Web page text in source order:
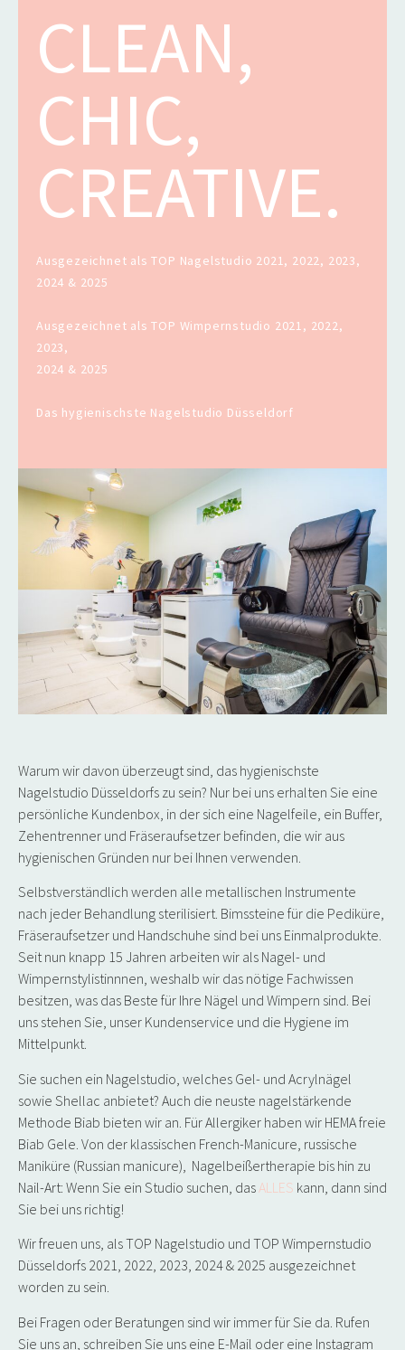
CLEAN,
CHIC,
CREATIVE.
Ausgezeichnet als TOP Nagelstudio 2021, 2022, 2023,
2024 & 2025
Ausgezeichnet als TOP Wimpernstudio 2021, 2022,
2023,
2024 & 2025
Das hygienischste Nagelstudio Düsseldorf
Warum wir davon überzeugt sind, das hygienischste
Nagelstudio Düsseldorfs zu sein? Nur bei uns erhalten Sie eine
persönliche Kundenbox, in der sich eine Nagelfeile, ein Buffer,
Zehentrenner und Fräseraufsetzer befinden, die wir aus
hygienischen Gründen nur bei Ihnen verwenden.
Selbstverständlich werden alle metallischen Instrumente
nach jeder Behandlung sterilisiert. Bimssteine für die Pediküre,
Fräseraufsetzer und Handschuhe sind bei uns Einmalprodukte.
Seit nun knapp 15 Jahren arbeiten wir als Nagel- und
Wimpernstylistinnnen, weshalb wir das nötige Fachwissen
besitzen, was das Beste für Ihre Nägel und Wimpern sind. Bei
uns stehen Sie, unser Kundenservice und die Hygiene im
Mittelpunkt.
Sie suchen ein Nagelstudio, welches Gel- und Acrylnägel
sowie Shellac anbietet? Auch die neuste nagelstärkende
Methode Biab bieten wir an. Für Allergiker haben wir HEMA freie
Biab Gele. Von der klassischen French-Manicure, russische
Maniküre (Russian manicure), Nagelbeißertherapie bis hin zu
Nail-Art: Wenn Sie ein Studio suchen, das ALLES kann, dann sind
Sie bei uns richtig!
Wir freuen uns, als TOP Nagelstudio und TOP Wimpernstudio
Düsseldorfs 2021, 2022, 2023, 2024 & 2025 ausgezeichnet
worden zu sein.
Bei Fragen oder Beratungen sind wir immer für Sie da. Rufen
Sie uns an, schreiben Sie uns eine E-Mail oder eine Instagram